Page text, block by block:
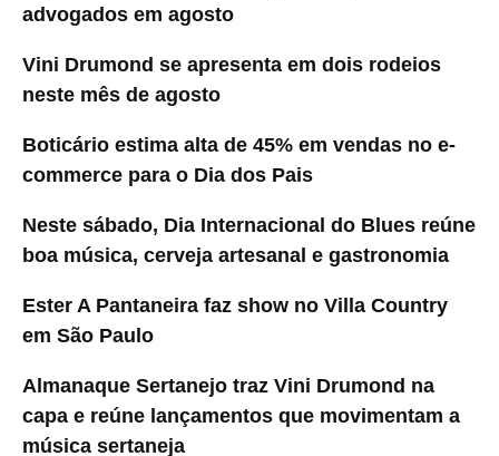
advogados em agosto
Vini Drumond se apresenta em dois rodeios
neste mês de agosto
Boticário estima alta de 45% em vendas no e-
commerce para o Dia dos Pais
Neste sábado, Dia Internacional do Blues reúne
boa música, cerveja artesanal e gastronomia
Ester A Pantaneira faz show no Villa Country
em São Paulo
Almanaque Sertanejo traz Vini Drumond na
capa e reúne lançamentos que movimentam a
música sertaneja